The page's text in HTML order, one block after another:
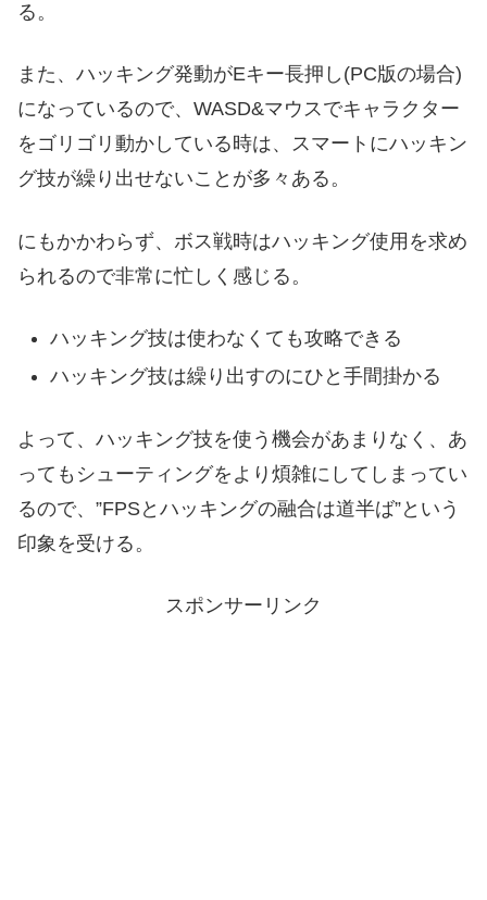
る。
また、ハッキング発動がEキー長押し(PC版の場合)
になっているので、WASD&マウスでキャラクター
をゴリゴリ動かしている時は、スマートにハッキン
グ技が繰り出せないことが多々ある。
にもかかわらず、ボス戦時はハッキング使用を求め
られるので非常に忙しく感じる。
ハッキング技は使わなくても攻略できる
ハッキング技は繰り出すのにひと手間掛かる
よって、ハッキング技を使う機会があまりなく、あ
ってもシューティングをより煩雑にしてしまってい
るので、”FPSとハッキングの融合は道半ば”という
印象を受ける。
スポンサーリンク